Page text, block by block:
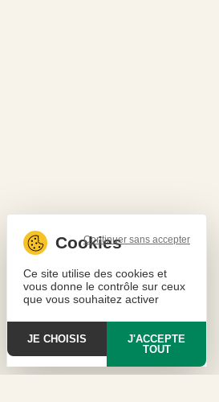
Ce site utilise des cookies et
vous donne le contrôle sur ceux
que vous souhaitez activer
J'ACCEPTE
TOUT
Continuer sans accepter
JE CHOISIS